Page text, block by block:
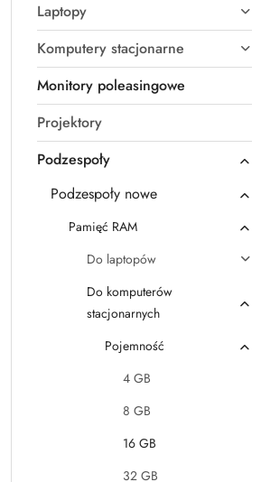
Laptopy
Komputery stacjonarne
Monitory poleasingowe
Projektory
Podzespoły
Podzespoły nowe
Pamięć RAM
Do laptopów
Do komputerów
stacjonarnych
Pojemność
4 GB
8 GB
16 GB
32 GB